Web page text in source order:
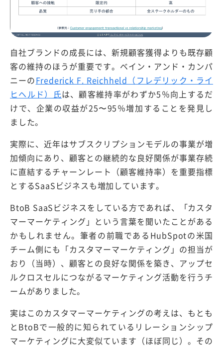
自社ブランドの成長には、新規顧客獲得よりも既存顧
客の維持のほうが重要です。ベイン・アンド・カンパ
ニーのFrederick F. Reichheld（フレデリック・ライ
ヒヘルド）氏は、顧客維持率がわずか5％向上するだ
けで、企業の収益が25〜95％増加することを発見し
ました。
実際に、近年はサブスクリプションモデルの事業が増
加傾向にあり、顧客との継続的な良好関係が事業存続
に直結するチャーンレート（顧客維持率）を重要指標
とするSaaSビジネスも増加しています。
BtoB SaaSビジネスをしている方であれば、「カスタ
マーマーケティング」という言葉を聞いたことがある
かもしれません。筆者の前職であるHubSpotの米国
チーム側にも「カスタマーマーケティング」の担当が
おり（当時）、顧客との良好な関係を築き、アップセ
ルクロスセルにつながるマーケティング活動を行うチ
ームがありました。
実はこのカスタマーマーケティングの考えは、もとも
とBtoBで一般的に知られているリレーションシップ
マーケティングに大変似ています（ほぼ同じ）。その